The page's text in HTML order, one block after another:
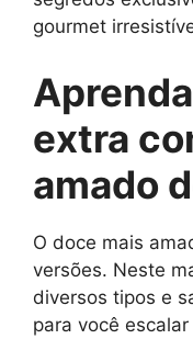
gourmet
extra
amado
O doce mais
versões. Neste
diversos tipos e
para você